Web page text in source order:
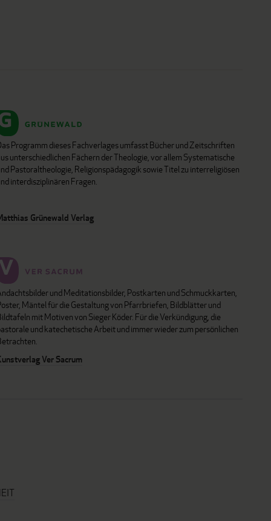
Programm dieses Fachverlages umfasst Bücher und Zeitschriften
unterschiedlichen Fächern der Theologie, vor allem Systematische
Pastoraltheologie, Religionspädagogik sowie Titel zu interreligiösen
interdisziplinären Fragen.
Grünewald Verlag
und Meditationsbilder, Postkarten und Schmuckkarten,
Mäntel für die Gestaltung von Pfarrbriefen, Bildblätter und
mit Motiven von Sieger Köder. Für die Verkündigung, die
und katechetische Arbeit und immer wieder zum persönlichen
Ver Sacrum